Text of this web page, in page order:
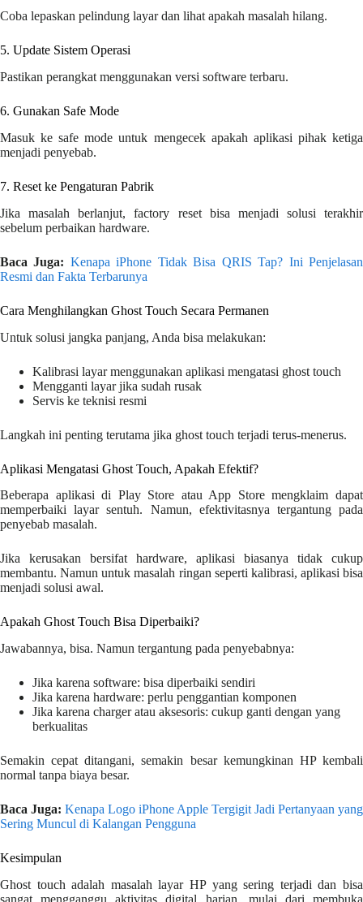
Coba lepaskan pelindung layar dan lihat apakah masalah hilang.
5. Update Sistem Operasi
Pastikan perangkat menggunakan versi software terbaru.
6. Gunakan Safe Mode
Masuk ke safe mode untuk mengecek apakah aplikasi pihak ketiga
menjadi penyebab.
7. Reset ke Pengaturan Pabrik
Jika masalah berlanjut, factory reset bisa menjadi solusi terakhir
sebelum perbaikan hardware.
Baca Juga: Kenapa iPhone Tidak Bisa QRIS Tap? Ini Penjelasan
Resmi dan Fakta Terbarunya
Cara Menghilangkan Ghost Touch Secara Permanen
Untuk solusi jangka panjang, Anda bisa melakukan:
Kalibrasi layar menggunakan aplikasi mengatasi ghost touch
Mengganti layar jika sudah rusak
Servis ke teknisi resmi
Langkah ini penting terutama jika ghost touch terjadi terus-menerus.
Aplikasi Mengatasi Ghost Touch, Apakah Efektif?
Beberapa aplikasi di Play Store atau App Store mengklaim dapat
memperbaiki layar sentuh. Namun, efektivitasnya tergantung pada
penyebab masalah.
Jika kerusakan bersifat hardware, aplikasi biasanya tidak cukup
membantu. Namun untuk masalah ringan seperti kalibrasi, aplikasi bisa
menjadi solusi awal.
Apakah Ghost Touch Bisa Diperbaiki?
Jawabannya, bisa. Namun tergantung pada penyebabnya:
Jika karena software: bisa diperbaiki sendiri
Jika karena hardware: perlu penggantian komponen
Jika karena charger atau aksesoris: cukup ganti dengan yang
berkualitas
Semakin cepat ditangani, semakin besar kemungkinan HP kembali
normal tanpa biaya besar.
Baca Juga: Kenapa Logo iPhone Apple Tergigit Jadi Pertanyaan yang
Sering Muncul di Kalangan Pengguna
Kesimpulan
Ghost touch adalah masalah layar HP yang sering terjadi dan bisa
sangat mengganggu aktivitas digital harian, mulai dari membuka